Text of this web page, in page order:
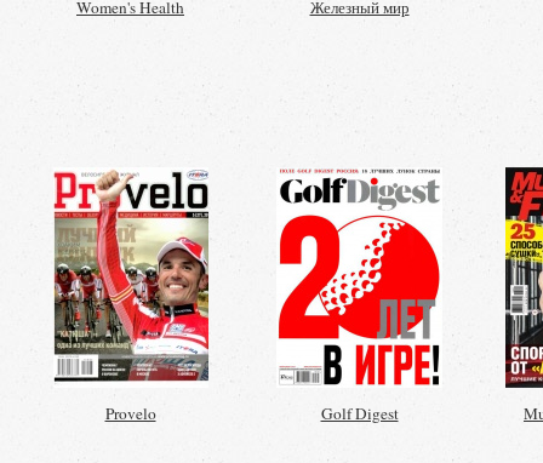
Women's Health Железный мир
Provelo Golf Digest